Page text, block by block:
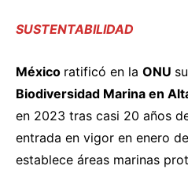
SUSTENTABILIDAD
México ratificó en la ONU
Biodiversidad Marina en
en 2023 tras casi 20 años
entrada en vigor en enero
establece áreas marinas